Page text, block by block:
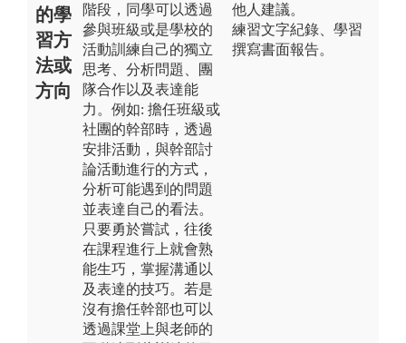
的學
習方
法或
方向
階段，同學可以透過
參與班級或是學校的
活動訓練自己的獨立
思考、分析問題、團
隊合作以及表達能
力。例如: 擔任班級或
社團的幹部時，透過
安排活動，與幹部討
論活動進行的方式，
分析可能遇到的問題
並表達自己的看法。
只要勇於嘗試，往後
在課程進行上就會熟
能生巧，掌握溝通以
及表達的技巧。若是
沒有擔任幹部也可以
透過課堂上與老師的
他人建議。
練習文字紀錄、學習
撰寫書面報告。